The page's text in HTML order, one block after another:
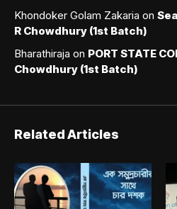
Khondoker Golam Zakaria on
R Chowdhury (1st Batch)
Bharathiraja on PORT STATE
Chowdhury (1st Batch)
Related Articles